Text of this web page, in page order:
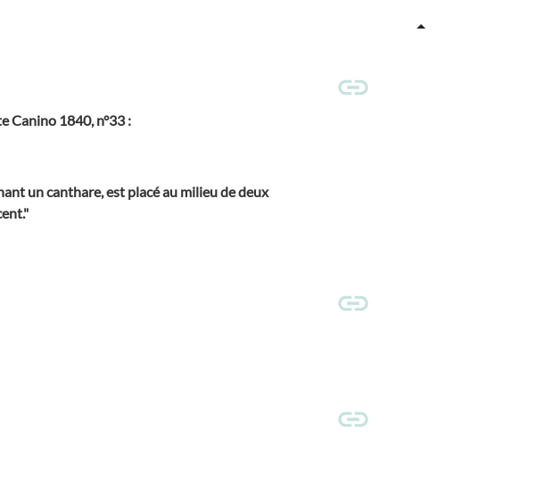
Canino 1840, n°33 :
un canthare, est placé au milieu de deux